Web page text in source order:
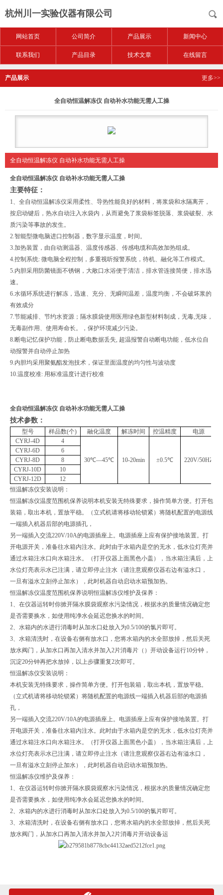
杭州川一实验仪器有限公司
网站首页 公司简介 产品展示 新闻中心
联系我们 产品目录 技术文章 在线留言
产品展示 更多>>
全自动恒温解冻仪 自动补水功能无需人工操
全自动恒温解冻仪 自动补水功能无需人工操
全自动恒温解冻仪 自动补水功能无需人工操
主要特征：
1、全自动恒温解冻仪采用柔性、导热性能良好的材料，将浆袋和水隔离开，
按启动键后，热水自动注入水袋内，从而避免了浆袋标签脱落、浆袋破裂、水
质污染等事故的发生。
2.智能型微电脑进口控制器，数字显示温度，时间。
3.加热装置，由自动测温器、温度传感器、传感电缆和高效加热组成。
4.控制系统: 微电脑全程控制，多重视听报警系统，待机、融化等工作模式。
5.内胆采用防菌镜面不锈钢，大敞口水浴便于清洁，排水管连接简便，排水迅
速。
6.水循环系统进行解冻，迅速、充分、无瞬间温差，温度均衡，不会破坏浆的
有效成分
7.节能减排、节约水资源；隔水膜袋使用医用绿色新型材料制成，无毒,无味，
无毒副作用、使用寿命长。，保护环境减少污染。
8.断电记忆保护功能，防止断电数据丢失, 超温报警自动断电功能，低水位自
动报警并自动停止加热
9.内胆均采用聚氨酯发泡技术，保证里面温度的均匀性与波动度
10.温度校准: 用标准温度计进行校准
全自动恒温解冻仪 自动补水功能无需人工操
技术参数：
型号 样品数(个) 融化温度 解冻时间 控温精度
电源
CYRJ-4D
4
30℃—45℃ 10-20min ±0.5℃ 220V/50HZ
CYRJ-6D
6
CYRJ-8D
8
CYRJ-10D
10
CYRJ-12D
12
恒温解冻仪安装说明：
恒温解冻仪温度范围机保养说明本机安装无特殊要求，操作简单方便。打开包
装箱，取出本机，置放平稳。（立式机请将移动轮锁紧）将随机配置的电源线
一端插入机器后部的电源插孔，
另一端插入交流220V/10A的电源插座上。电源插座上应有保护接地装置。打
开电源开关，准备往水箱内注水。此时由于水箱内是空的无水，低水位灯亮并
通过水箱注水口向水箱注水。（打开仪器上面黑色小盖），当水箱注满后，上
水位灯亮表示水已注满，请立即停止注水（请注意观察仪器右边有溢水口，
一旦有溢水立刻停止加水），此时机器自动启动水箱预加热。
恒温解冻仪温度范围机保养说明恒温解冻仪维护及保养：
1、在仪器运转时你掀开隔水膜袋观察水污染情况，根据水的质量情况确定您
是否需要换水，如使用纯净水会延迟您换水的时间。
2、水箱内的水进行消毒时从加水口处放入为0.5/100的氯片即可。
3、水箱清洗时，在设备右侧有放水口，您将水箱内的水全部放掉，然后关死
放水阀门，从加水口再加入清水并加入2片消毒片（）开动设备运行10分钟，
沉淀20分钟再把水放掉，以上步骤重复2次即可。
恒温解冻仪安装说明：
本机安装无特殊要求，操作简单方便。打开包装箱，取出本机，置放平稳。
（立式机请将移动轮锁紧）将随机配置的电源线一端插入机器后部的电源插
孔，
另一端插入交流220V/10A的电源插座上。电源插座上应有保护接地装置。打
开电源开关，准备往水箱内注水。此时由于水箱内是空的无水，低水位灯亮并
通过水箱注水口向水箱注水。（打开仪器上面黑色小盖），当水箱注满后，上
水位灯亮表示水已注满，请立即停止注水（请注意观察仪器右边有溢水口，
一旦有溢水立刻停止加水），此时机器自动启动水箱预加热。
恒温解冻仪维护及保养：
1、在仪器运转时你掀开隔水膜袋观察水污染情况，根据水的质量情况确定您
是否需要换水，如使用纯净水会延迟您换水的时间。
2、水箱内的水进行消毒时从加水口处放入为0.5/100的氯片即可。
3、水箱清洗时，在设备右侧有放水口，您将水箱内的水全部放掉，然后关死
放水阀门，从加水口再加入清水并加入2片消毒片开动设备运